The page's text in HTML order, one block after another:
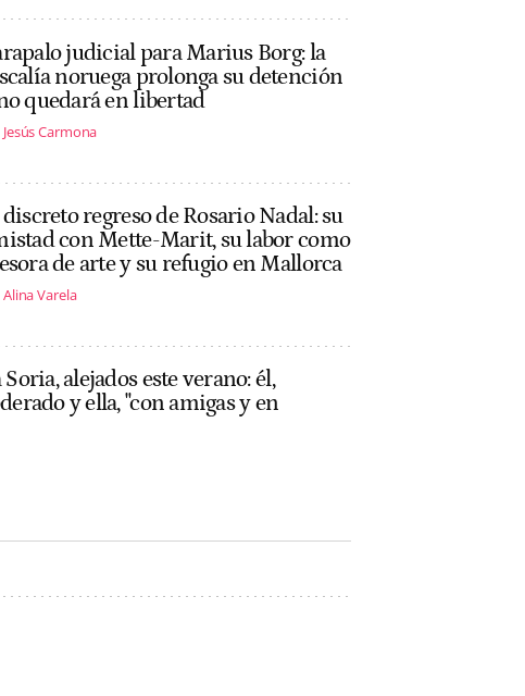
judicial para Marius Borg: la
noruega prolonga su detención
quedará en libertad
Jesús Carmona
regreso de Rosario Nadal: su
con Mette-Marit, su labor como
de arte y su refugio en Mallorca
Alina Varela
alejados este verano: él,
y ella, "con amigas y en